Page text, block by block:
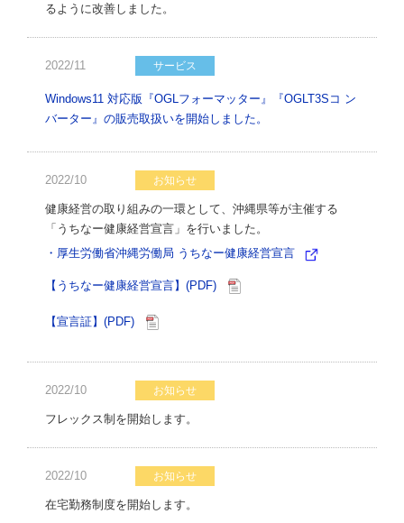
るように改善しました。
2022/11 サービス
Windows11 対応版『OGLフォーマッター』『OGLT3Sコ ン
バーター』の販売取扱いを開始しました。
2022/10 お知らせ
健康経営の取り組みの一環として、沖縄県等が主催する
「うちなー健康経営宣言」を行いました。
・厚生労働省沖縄労働局 うちなー健康経営宣言
【うちなー健康経営宣言】(PDF)
【宣言証】(PDF)
2022/10 お知らせ
フレックス制を開始します。
2022/10 お知らせ
在宅勤務制度を開始します。